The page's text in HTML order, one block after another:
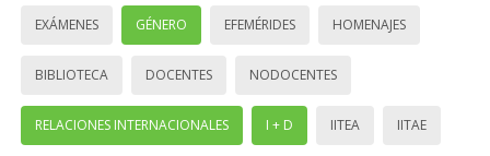
EXÁMENES GÉNERO EFEMÉRIDES HOMENAJES
BIBLIOTECA DOCENTES NODOCENTES
RELACIONES INTERNACIONALES I + D IITEA IITAE